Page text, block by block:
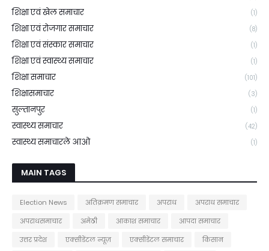
शिक्षा एवं खेल समाचार (1)
शिक्षा एवं रोजगार समाचार (8)
शिक्षा एवं संस्कार समाचार (1)
शिक्षा एवं स्वास्थ्य समाचार (1)
शिक्षा समाचार (101)
शिक्षासमाचार (3)
सुल्तानपुर (1)
स्वास्थ्य समाचार (42)
स्वास्थ्य समाचारले आओ (1)
MAIN TAGS
Election News अतिक्रमण समाचार अपराध
अपराध समाचार
अपराधसमाचार
अमेठी आकाश समाचार
आपदा समाचार
उत्तर प्रदेश
एक्सीडेंटल न्यूज़ एक्सीडेंटल समाचार
किसान